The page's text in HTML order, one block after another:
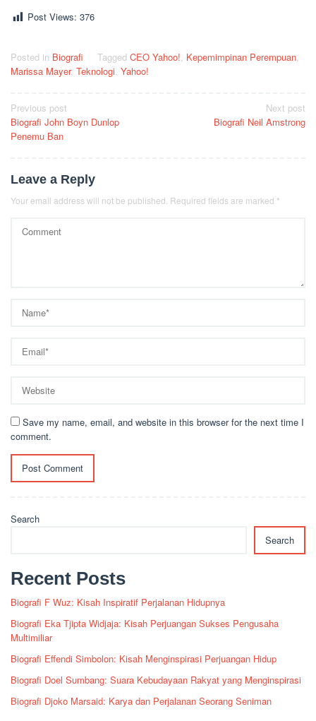
Post Views: 376
Posted in Biografi Tagged CEO Yahoo!, Kepemimpinan Perempuan,
Marissa Mayer, Teknologi, Yahoo!
Post
navigation
Previous post
Biografi John Boyn Dunlop
Penemu Ban
Next post
Biografi Neil Amstrong
Leave a Reply
Your email address will not be published. Required fields are marked *
Save my name, email, and website in this browser for the next time I
comment.
Search
Search
Recent Posts
Biografi F Wuz: Kisah Inspiratif Perjalanan Hidupnya
Biografi Eka Tjipta Widjaja: Kisah Perjuangan Sukses Pengusaha
Multimiliar
Biografi Effendi Simbolon: Kisah Menginspirasi Perjuangan Hidup
Biografi Doel Sumbang: Suara Kebudayaan Rakyat yang Menginspirasi
Biografi Djoko Marsaid: Karya dan Perjalanan Seorang Seniman